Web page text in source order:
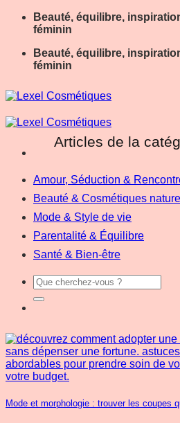
PasserBeauté, équilibre,
féminin
Beauté, équilibre,
féminin
Amour, Séduction &
Beauté & Cosmétiques
Mode & Style de vie
Parentalité & Équilibre
Santé & Bien-être
Mode et morphologie : trouver les coupes